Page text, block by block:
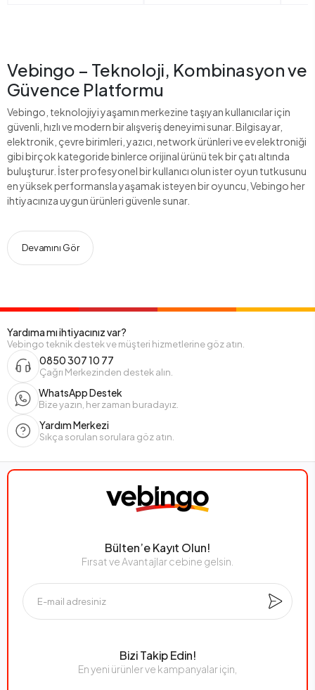
Vebingo – Teknoloji, Kombinasyon ve
Güvence Platformu
Vebingo, teknolojiyi yaşamın merkezine taşıyan kullanıcılar için
güvenli, hızlı ve modern bir alışveriş deneyimi sunar. Bilgisayar,
elektronik, çevre birimleri, yazıcı, network ürünleri ve ev elektroniği
gibi birçok kategoride binlerce orijinal ürünü tek bir çatı altında
buluşturur. İster profesyonel bir kullanıcı olun ister oyun tutkusunu
en yüksek performansla yaşamak isteyen bir oyuncu, Vebingo her
ihtiyacınıza uygun ürünleri güvenle sunar.
Devamını Gör
Yardıma mı ihtiyacınız var?
Vebingo teknik destek ve müşteri hizmetlerine göz atın.
0850 307 10 77
Çağrı Merkezinden destek alın.
WhatsApp Destek
Bize yazın, her zaman buradayız.
Yardım Merkezi
Sıkça sorulan sorulara göz atın.
Bülten’e Kayıt Olun!
Fırsat ve Avantajlar cebine gelsin.
Bizi Takip Edin!
En yeni ürünler ve kampanyalar için,